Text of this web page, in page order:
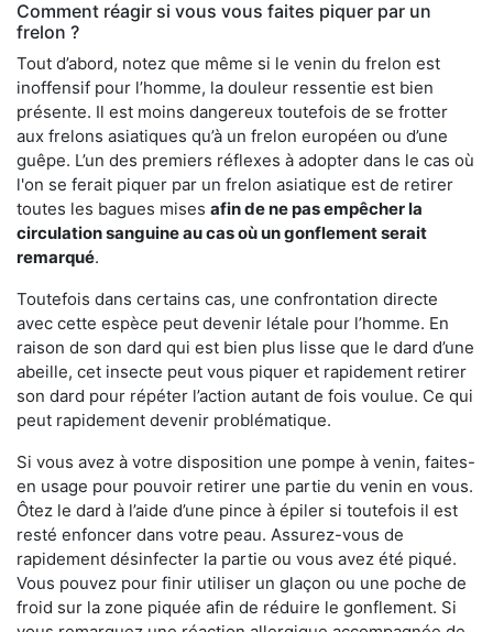
Comment réagir si vous vous faites piquer par un
frelon ?
Tout d’abord, notez que même si le venin du frelon est
inoffensif pour l’homme, la douleur ressentie est bien
présente. Il est moins dangereux toutefois de se frotter
aux frelons asiatiques qu’à un frelon européen ou d’une
guêpe. L’un des premiers réflexes à adopter dans le cas où
l'on se ferait piquer par un frelon asiatique est de retirer
toutes les bagues mises afin de ne pas empêcher la
circulation sanguine au cas où un gonflement serait
remarqué.
Toutefois dans certains cas, une confrontation directe
avec cette espèce peut devenir létale pour l’homme. En
raison de son dard qui est bien plus lisse que le dard d’une
abeille, cet insecte peut vous piquer et rapidement retirer
son dard pour répéter l’action autant de fois voulue. Ce qui
peut rapidement devenir problématique.
Si vous avez à votre disposition une pompe à venin, faites-
en usage pour pouvoir retirer une partie du venin en vous.
Ôtez le dard à l’aide d’une pince à épiler si toutefois il est
resté enfoncer dans votre peau. Assurez-vous de
rapidement désinfecter la partie ou vous avez été piqué.
Vous pouvez pour finir utiliser un glaçon ou une poche de
froid sur la zone piquée afin de réduire le gonflement. Si